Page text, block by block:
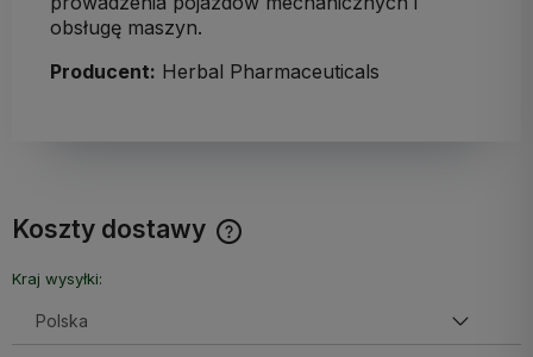
obsługę maszyn.
Producent: Herbal Pharmaceuticals
Koszty dostawy
Kraj wysyłki: